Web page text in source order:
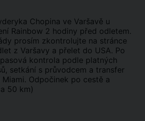
Chopina ve Varšavě u
Rainbow 2 hodiny před odletem.
prosím zkontrolujte na stránce
z Varšavy a přelet do USA. Po
kontrola podle platných
setkání s průvodcem a transfer
Odpočinek po cestě a
50 km)